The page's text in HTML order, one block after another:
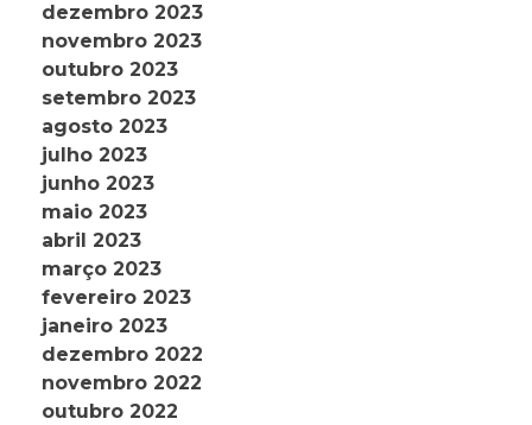
dezembro 2023
novembro 2023
outubro 2023
setembro 2023
agosto 2023
julho 2023
junho 2023
maio 2023
abril 2023
março 2023
fevereiro 2023
janeiro 2023
dezembro 2022
novembro 2022
outubro 2022